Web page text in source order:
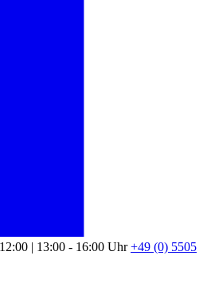
| 13:00 - 16:00 Uhr+49 (0) 5505